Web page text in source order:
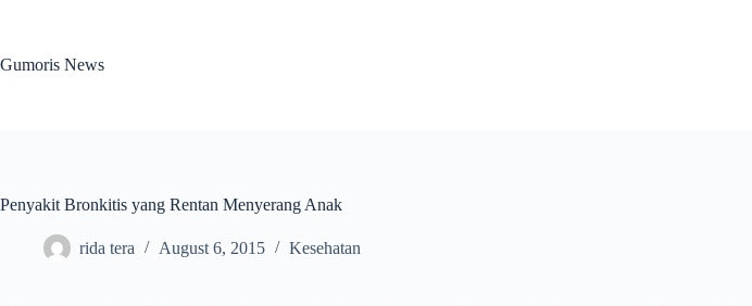
Gumoris News
Penyakit Bronkitis yang Rentan Menyerang Anak
rida tera August 6, 2015 Kesehatan